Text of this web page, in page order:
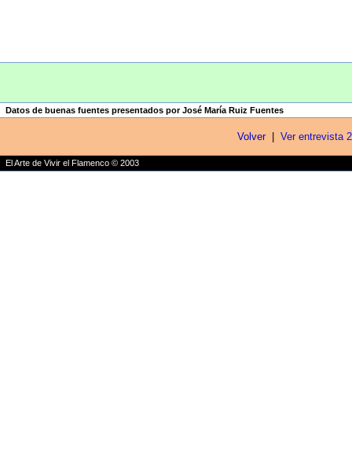
Datos de buenas fuentes presentados por José María Ruiz Fuentes
Volver Ver entrevista
El Arte de Vivir el Flamenco © 2003